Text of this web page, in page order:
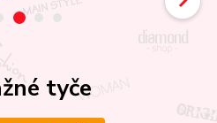
tyče